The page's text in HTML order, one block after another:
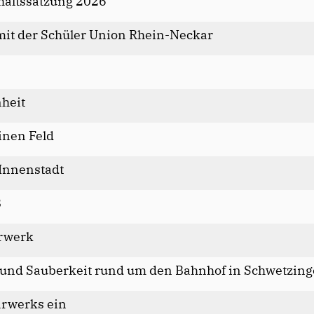
der Schüler Union Rhein-Neckar
Feld
Sauberkeit rund um den Bahnhof in
ein